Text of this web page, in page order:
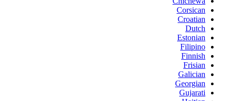
Corsican
Croatian
Dutch
Estonian
Filipino
Finnish
Frisian
Galician
Georgian
Gujarati